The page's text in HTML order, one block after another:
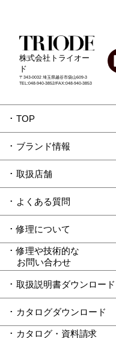
株式会社トライオー
ド
〒343-0032 埼玉県越谷市袋山609-3
TEL:048-940-3852/FAX:048-940-3853
TOP
ブランド情報
取扱店舗
よくある質問
修理について
修理や技術的な
お問い合わせ
取扱説明書ダウンロード
カタログダウンロード
カタログ・資料請求